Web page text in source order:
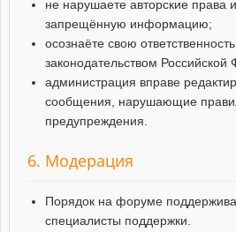
не нарушаете авторские права
запрещённую информацию;
осознаёте свою
законодательством Российской
администрация вправе
сообщения, нарушающие
предупреждения.
6. Модерация
Порядок на форуме
специалисты поддержки.